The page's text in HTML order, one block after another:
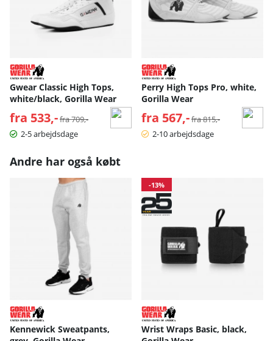
Gwear Classic High Tops,
white/black, Gorilla Wear
fra 533,- Normalpris:
fra 709,-
2-5 arbejdsdage
Perry High Tops Pro, white,
Gorilla Wear
fra 567,- Normalpris:
fra 815,-
2-10 arbejdsdage
Andre har også købt
Kennewick Sweatpants,
-13%
Wrist Wraps Basic, black,